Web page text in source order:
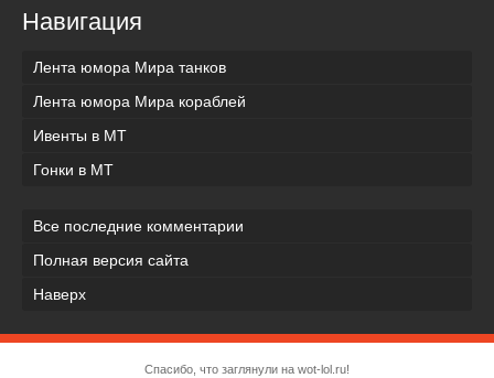
Навигация
Лента юмора Мира танков
Лента юмора Мира кораблей
Ивенты в МТ
Гонки в МТ
Все последние комментарии
Полная версия сайта
Наверх
Спасибо, что заглянули на wot-lol.ru!